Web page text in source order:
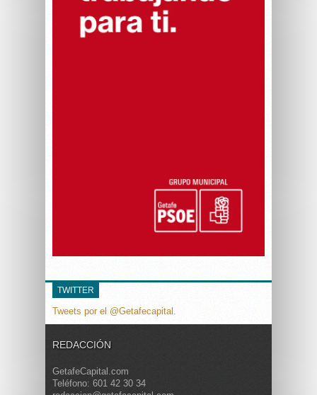
TWITTER
Tweets por el @Getafecapital.
REDACCIÓN
GetafeCapital.com
Teléfono: 601 42 30 34